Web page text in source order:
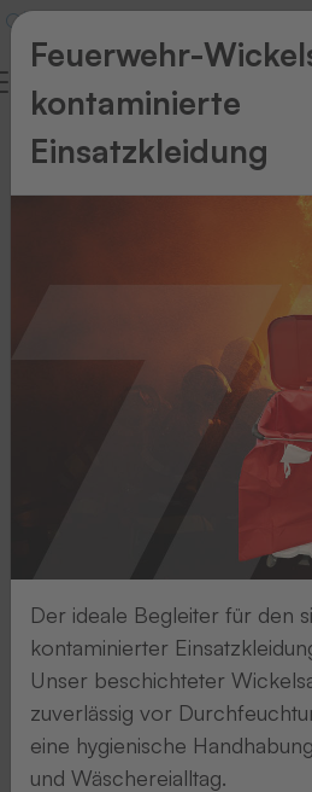
zur
Barcode
Bei
Mewa
Meißenheim
sorgt
ein
IT-
Feuerwehr-
kontaminierte
Einsatzkleidung
Der ideale Begleiter für den
kontaminierter
Unser beschichteter
zuverlässig vor
eine hygienische
und Wäschereialltag.